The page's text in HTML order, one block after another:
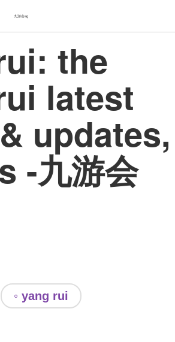
the
latest
updates,
-九游会
◦ yang rui
九游会ag